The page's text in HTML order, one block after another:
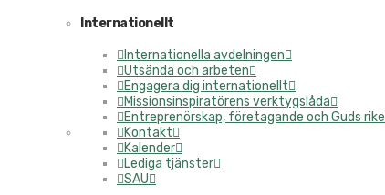
Internationellt
Internationella avdelningen
Utsända och arbeten
Engagera dig internationellt
Missionsinspiratörens verktygslåda
Entreprenörskap, företagande och Guds rike
Kontakt
Kalender
Lediga tjänster
SAU